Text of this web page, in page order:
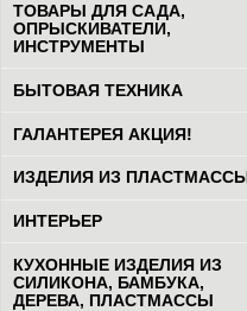
ТОВАРЫ ДЛЯ САДА,
ОПРЫСКИВАТЕЛИ,
ИНСТРУМЕНТЫ
БЫТОВАЯ ТЕХНИКА
ГАЛАНТЕРЕЯ АКЦИЯ!
ИЗДЕЛИЯ ИЗ ПЛАСТМАССЫ
ИНТЕРЬЕР
КУХОННЫЕ ИЗДЕЛИЯ ИЗ
СИЛИКОНА, БАМБУКА,
ДЕРЕВА, ПЛАСТМАССЫ